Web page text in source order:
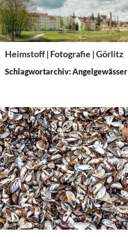
Zum
Inhalt
springen
Heimstoff | Fotografie | Görlitz
Schlagwortarchiv: Angelgewässer